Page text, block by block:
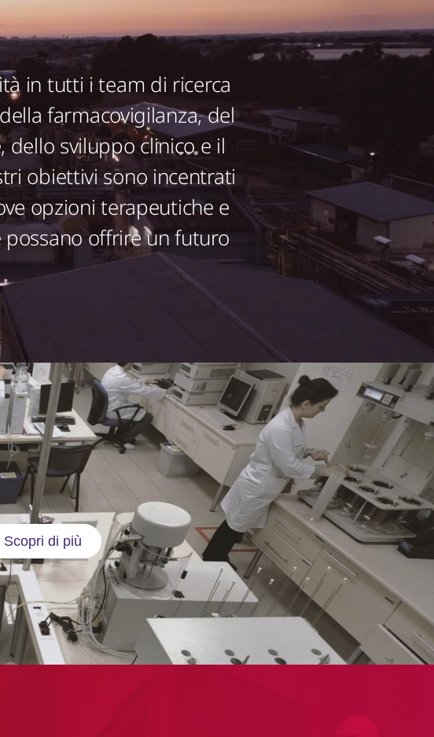
in tutti i team di ricerca
farmacovigilanza, del
sviluppo clinico e il
obiettivi sono incentrati
opzioni terapeutiche e
possano offrire un futuro
Scopri di più